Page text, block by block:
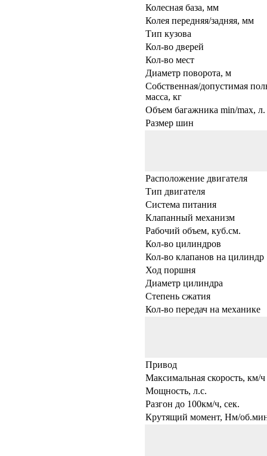
Колесная база, мм
Колея передняя/задняя, мм
Тип кузова
Кол-во дверей
Кол-во мест
Диаметр поворота, м
Собственная/допустимая
масса, кг
Объем багажника min/max, л.
Размер шин
Расположение двигателя
Тип двигателя
Система питания
Клапанный механизм
Рабочий объем, куб.см.
Кол-во цилиндров
Кол-во клапанов на цилиндр
Ход поршня
Диаметр цилиндра
Степень сжатия
Кол-во передач на механике
Привод
Максимальная скорость, км/ч
Мощность, л.с.
Разгон до 100км/ч, сек.
Крутящий момент, Нм/